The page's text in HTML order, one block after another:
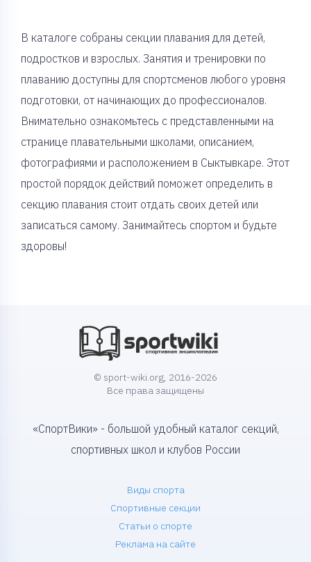
В каталоге собраны секции плавания для детей,
подростков и взрослых. Занятия и тренировки по
плаванию доступны для спортсменов любого уровня
подготовки, от начинающих до профессионалов.
Внимательно ознакомьтесь с представленными на
странице плавательными школами, описанием,
фотографиями и расположением в Сыктывкаре. Этот
простой порядок действий поможет определить в
секцию плавания стоит отдать своих детей или
записаться самому. Занимайтесь спортом и будьте
здоровы!
© sport-wiki.org, 2016-2026
Все права защищены
«СпортВики» - большой удобный каталог секций,
спортивных школ и клубов России
Виды спорта
Спортивные секции
Статьи о спорте
Реклама на сайте